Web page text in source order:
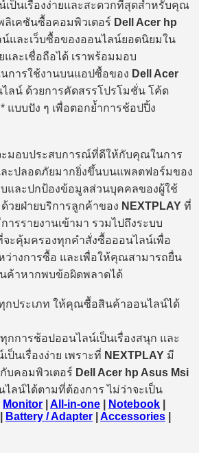
ป็นเรื่องง่ายและสะดวกที่สุดสำหรับคุณ
ลิเคชันซื้อคอมพิวเตอร์ Dell Acer hp
และเว็บซื้อของออนไลน์ยอดนิยมใน
ละเชื่อถือได้ เราพร้อมมอบ
การใช้งานบนแอปซื้อของ Dell Acer
ไลน์ ด้วยการคัดสรรโปรโมชั่น โค้ด
แบบปัง ๆ เพื่อตอกย้ำการช้อปปิ้ง
มอบประสบการณ์ที่ดีให้กับคุณในการ
ะปลอดภัยมากยิ่งขึ้นบนแพลตฟอร์มของ
บและปกป้องข้อมูลส่วนบุคคลของผู้ใช้
วยฝ่ายบริการลูกค้าของ NEXTPLAY ที่
ารรายงานเข้ามา รวมไปถึงระบบ
จะคุ้มครองทุกคำสั่งซื้อออนไลน์เพื่อ
างการซื้อ และเพื่อให้คุณสามารถยื่น
ค้าหากพบข้อผิดพลาดได้
ประเภท ให้คุณซื้อสินค้าออนไลน์ได้
กการช้อปออนไลน์เป็นเรื่องสนุก และ
นเรื่องง่าย เพราะที่ NEXTPLAY มี
บคอมพิวเตอร์ Dell Acer hp Asus Msi
ลน์ได้ตามที่ต้องการ ไม่ว่าจะเป็น
Monitor All-in-one Notebook
Battery / Adapter Accessories